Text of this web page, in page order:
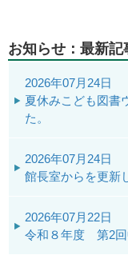
お知らせ：最新記
2026年07月24日
夏休みこども図書
た。
2026年07月24日
館長室からを更新
2026年07月22日
令和８年度 第2回